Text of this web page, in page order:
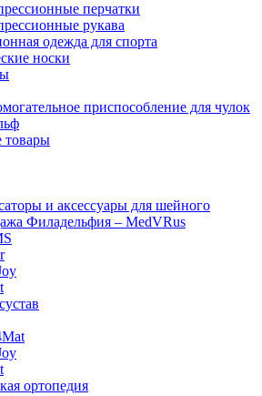
перчатки
рукава
одежда для спорта
носки
приспособление для чулок
товары
и аксессуары для шейного
Филадельфия – MedVRus
ортопедия